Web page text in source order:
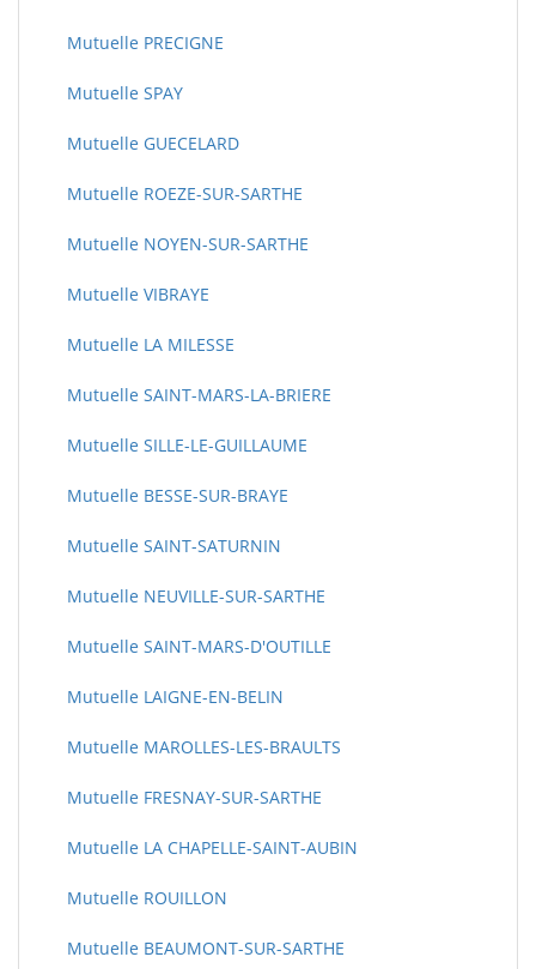
Mutuelle PRECIGNE
Mutuelle SPAY
Mutuelle GUECELARD
Mutuelle ROEZE-SUR-SARTHE
Mutuelle NOYEN-SUR-SARTHE
Mutuelle VIBRAYE
Mutuelle LA MILESSE
Mutuelle SAINT-MARS-LA-BRIERE
Mutuelle SILLE-LE-GUILLAUME
Mutuelle BESSE-SUR-BRAYE
Mutuelle SAINT-SATURNIN
Mutuelle NEUVILLE-SUR-SARTHE
Mutuelle SAINT-MARS-D'OUTILLE
Mutuelle LAIGNE-EN-BELIN
Mutuelle MAROLLES-LES-BRAULTS
Mutuelle FRESNAY-SUR-SARTHE
Mutuelle LA CHAPELLE-SAINT-AUBIN
Mutuelle ROUILLON
Mutuelle BEAUMONT-SUR-SARTHE